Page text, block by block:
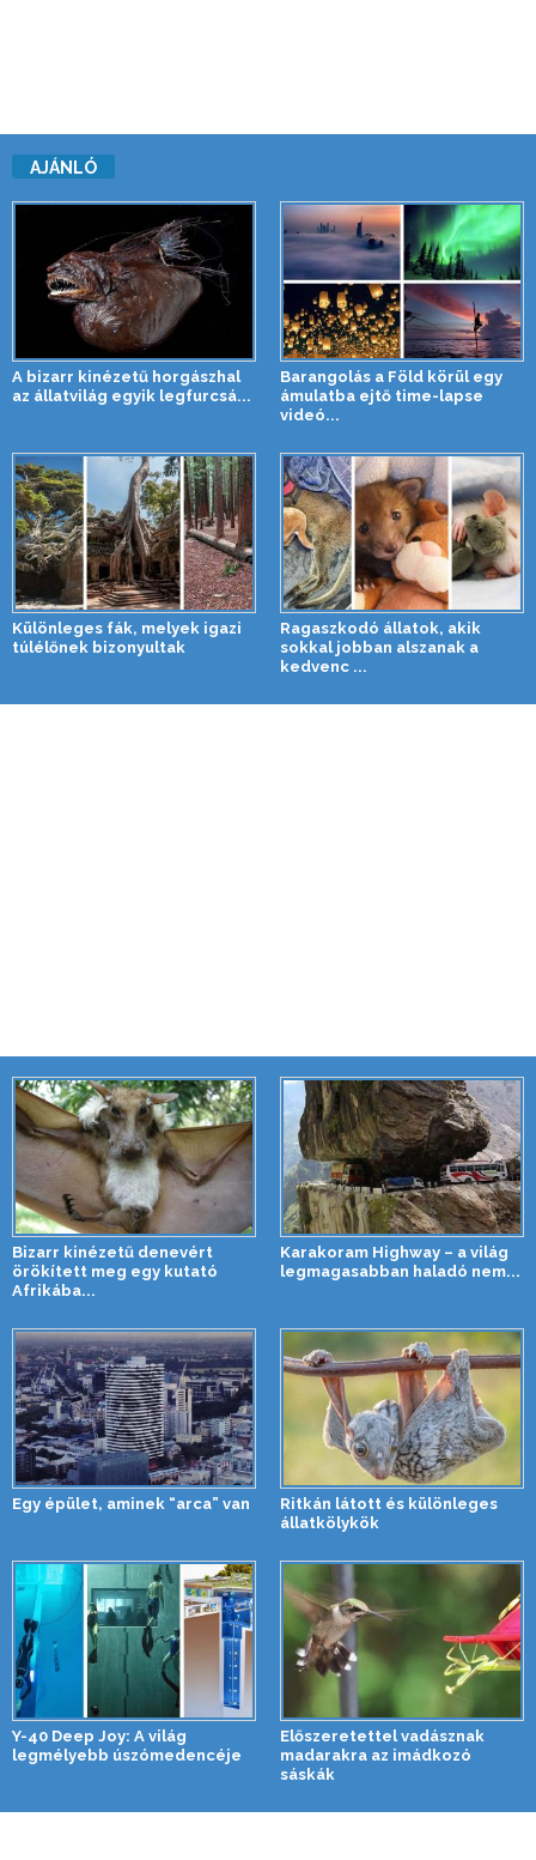
AJÁNLÓ
A bizarr kinézetű horgászhal
az állatvilág egyik legfurcsá...
Barangolás a Föld körül egy
ámulatba ejtő time-lapse
videó...
Különleges fák, melyek igazi
túlélőnek bizonyultak
Ragaszkodó állatok, akik
sokkal jobban alszanak a
kedvenc ...
Bizarr kinézetű denevért
örökített meg egy kutató
Afrikába...
Karakoram Highway – a világ
legmagasabban haladó nem...
Egy épület, aminek “arca” van
Ritkán látott és különleges
állatkölykök
Y-40 Deep Joy: A világ
legmélyebb úszómedencéje
Előszeretettel vadásznak
madarakra az imádkozó
sáskák